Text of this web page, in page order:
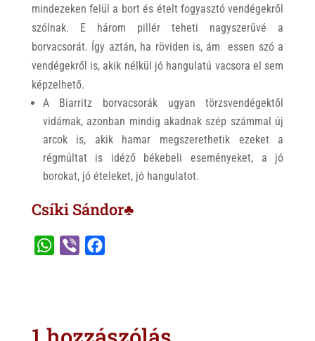
mindezeken felül a bort és ételt fogyasztó vendégekről
szólnak. E három pillér teheti nagyszerűvé a
borvacsorát. Így aztán, ha röviden is, ám essen szó a
vendégekről is, akik nélkül jó hangulatú vacsora el sem
képzelhető.
A Biarritz borvacsorák ugyan törzsvendégektől
vidámak, azonban mindig akadnak szép számmal új
arcok is, akik hamar megszerethetik ezeket a
régmúltat is idéző békebeli eseményeket, a jó
borokat, jó ételeket, jó hangulatot.
Csíki Sándor♣